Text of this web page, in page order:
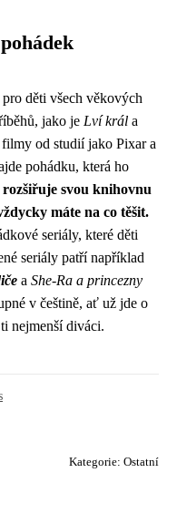
děti všech věkových
jako je Lví král a
od studií jako Pixar a
pohádku, která ho
svou knihovnu
máte na co těšit.
seriály, které děti
seriály patří například
a She-Ra a princezny
v češtině, ať už jde o
nejmenší diváci.
Kategorie: Ostatní